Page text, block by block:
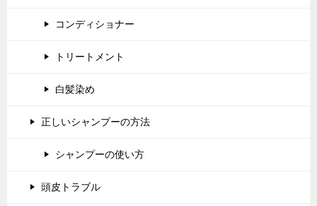
コンディショナー
トリートメント
白髪染め
正しいシャンプーの方法
シャンプーの使い方
頭皮トラブル